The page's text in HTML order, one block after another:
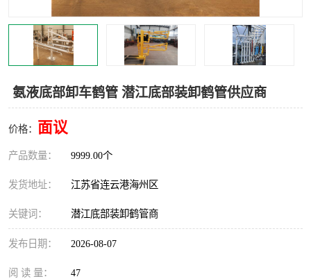
氨液底部卸车鹤管 潜江底部装卸鹤管供应商
价格： 面议
产品数量： 9999.00个
发货地址： 江苏省连云港海州区
关键词： 潜江底部装卸鹤管商
发布日期： 2026-08-07
阅 读 量： 47
底部鹤管 低温鹤管
浮动出油装置 鹤管